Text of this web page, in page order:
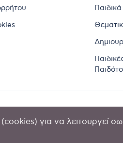
Goldensitesγια να λειτουργεί